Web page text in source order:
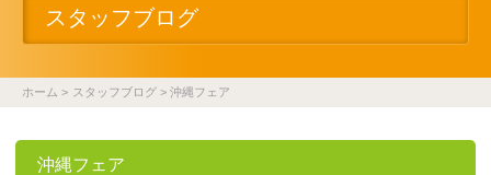
スタッフブログ
ホーム スタッフブログ 沖縄フェア
沖縄フェア